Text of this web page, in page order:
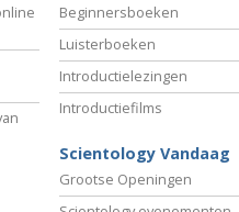
Beginnersboeken
Luisterboeken
Introductielezingen
Introductiefilms
Scientology Vandaag
Grootse Openingen